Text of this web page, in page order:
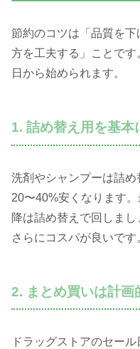
節約のコツは「品質を
方を工夫する」ことで
日から始められます。
1. 詰め替え用を基本
洗剤やシャンプーは詰め
20〜40%安くなります
降は詰め替えで回しま
さらにコスパが良いです
2. まとめ買いは計画
ドラッグストアのセー